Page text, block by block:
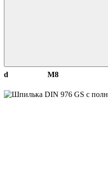
d М8